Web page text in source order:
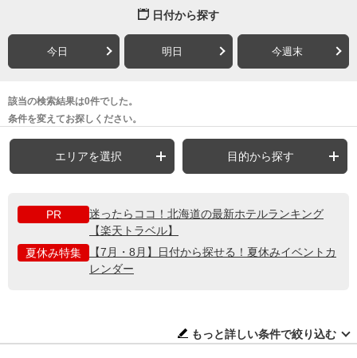
日付から探す
今日 明日 今週末
該当の検索結果は0件でした。
条件を変えてお探しください。
エリアを選択 目的から探す
PR
迷ったらココ！北海道の最新ホテルランキング
【楽天トラベル】
夏休み特集
【7月・8月】日付から探せる！夏休みイベントカ
レンダー
もっと詳しい条件で絞り込む